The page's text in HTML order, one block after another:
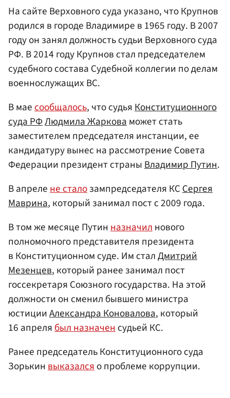
На сайте Верховного суда указано, что Крупнов
родился в городе Владимире в 1965 году. В 2007
году он занял должность судьи Верховного суда
РФ. В 2014 году Крупнов стал председателем
судебного состава Судебной коллегии по делам
военнослужащих ВС.
В маесообщалось, что судьяКонституционного
суда РФЛюдмила Жарковаможет стать
заместителем председателя инстанции, ее
кандидатуру вынес на рассмотрение Совета
Федерации президент страныВладимир Путин.
В апрелене сталозампредседателя КССергея
Маврина, который занимал пост с 2009 года.
В том же месяце Путинназначилнового
полномочного представителя президента
в Конституционном суде. Им сталДмитрий
Мезенцев, который ранее занимал пост
госсекретаря Союзного государства. На этой
должности он сменил бывшего министра
юстицииАлександра Коновалова, который
16 апрелябыл назначенсудьей КС.
Ранее председатель Конституционного суда
Зорькинвыказалсяо проблеме коррупции.